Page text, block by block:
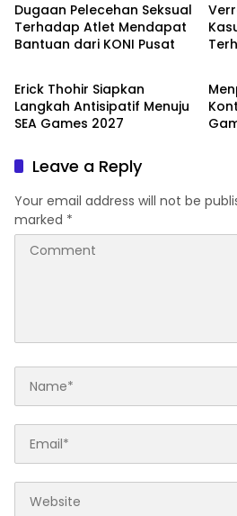
Dugaan Pelecehan Seksual
Terhadap Atlet Mendapat
Bantuan dari KONI Pusat
Berita
Erick Thohir Siapkan
Langkah Antisipatif Menuju
SEA Games 2027
Leave a Reply
Your email address will not be
marked *